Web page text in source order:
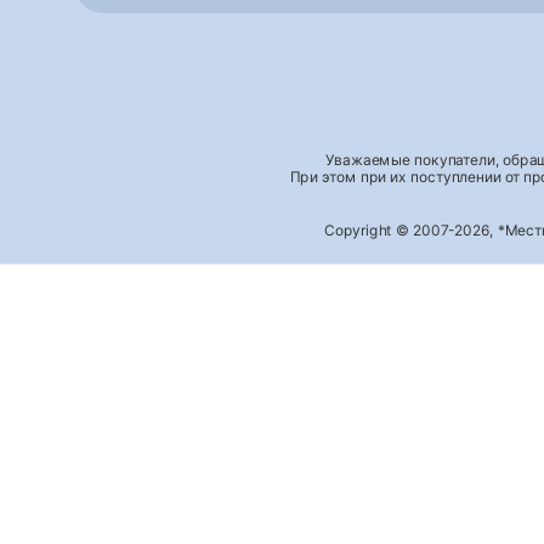
Уважаемые покупатели,
При этом при их поступлении от
Copyright © 2007-2026,